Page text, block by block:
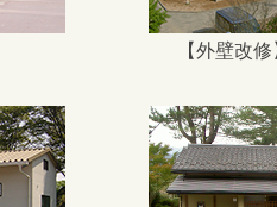
【外壁改